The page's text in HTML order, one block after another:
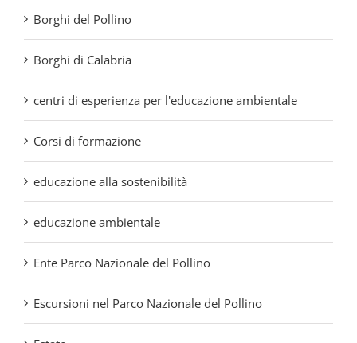
centri di esperienza per l'educazione ambientale
Corsi di formazione
educazione alla sostenibilità
educazione ambientale
Ente Parco Nazionale del Pollino
Escursioni nel Parco Nazionale del Pollino
Estate
Eventi
Eventi culturali nel Pollino